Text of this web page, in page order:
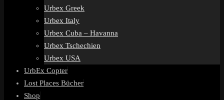
Urbex Greek
Urbex Italy
Urbex Cuba – Havanna
Urbex Tschechien
Urbex USA
UrbEx Copter
Lost Places Bücher
Shop